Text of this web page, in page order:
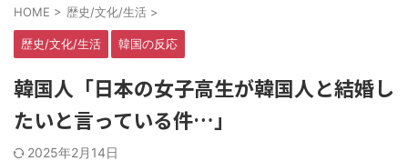
HOME > 歴史/文化/生活 >
歴史/文化/生活 韓国の反応
韓国人「日本の女子高生が韓国人と結婚し
たいと言っている件…」
2025年2月14日